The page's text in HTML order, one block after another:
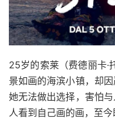
25岁的索莱（费德丽卡·
景如画的海滨小镇，却
她无法做出选择，害怕
人看到自己画的画，至今